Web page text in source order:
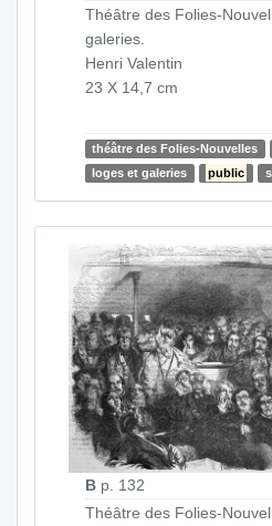
Théâtre des Folies-
galeries.
Henri Valentin
23 X 14,7 cm
théâtre des Folies-Nouvelles
loges et galeries
public
B p. 132
Théâtre des Folies-